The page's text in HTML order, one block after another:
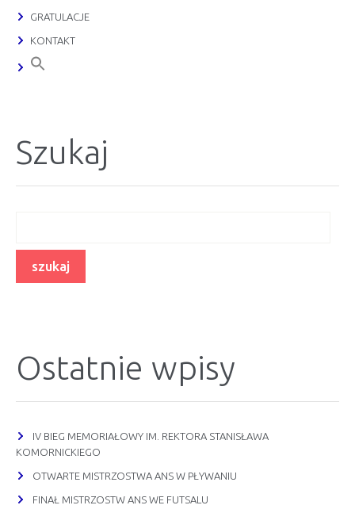
GRATULACJE
KONTAKT
Szukaj
Ostatnie wpisy
IV BIEG MEMORIAŁOWY IM. REKTORA STANISŁAWA
KOMORNICKIEGO
OTWARTE MISTRZOSTWA ANS W PŁYWANIU
FINAŁ MISTRZOSTW ANS WE FUTSALU